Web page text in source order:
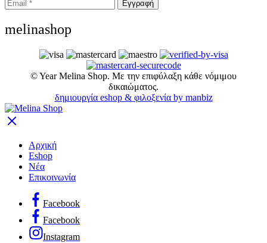
melinashop
©YearMelina Shop. Με την επιφύλαξη κάθε νόμιμου
δικαιώματος.
δημιουργία eshop & φιλοξενία by manbiz
Αρχική
Eshop
Νέα
Επικοινωνία
Facebook
Facebook
Instagram